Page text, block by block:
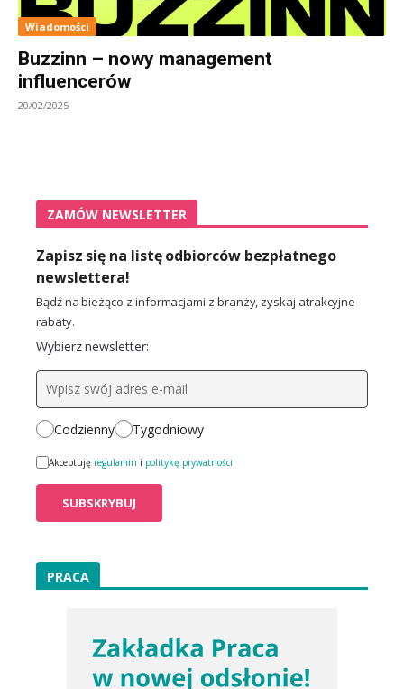
Wiadomości
Buzzinn – nowy management
influencerów
20/02/2025
ZAMÓW NEWSLETTER
Zapisz się na listę odbiorców bezpłatnego
newslettera!
Bądź na bieżąco z informacjami z branży, zyskaj atrakcyjne
rabaty.
Wybierz newsletter:
Codzienny Tygodniowy
Akceptuję regulamin i politykę prywatności
PRACA